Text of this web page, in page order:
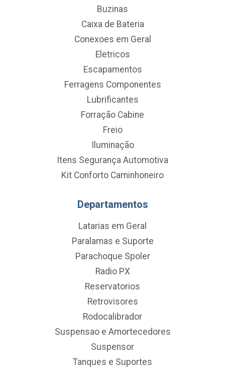
Buzinas
Caixa de Bateria
Conexoes em Geral
Eletricos
Escapamentos
Ferragens Componentes
Lubrificantes
Forração Cabine
Freio
Iluminação
Itens Segurança Automotiva
Kit Conforto Caminhoneiro
Departamentos
Latarias em Geral
Paralamas e Suporte
Parachoque Spoler
Radio PX
Reservatorios
Retrovisores
Rodocalibrador
Suspensao e Amortecedores
Suspensor
Tanques e Suportes